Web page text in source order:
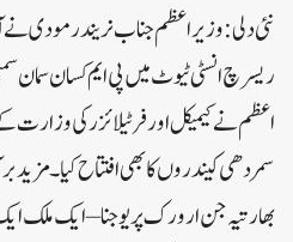
نئی دلی:وزیر اعظم جناب نریندر مودی نے
سمردھی کیندروں کا بھی افتتاح کیا۔
بھارتیہ جن ارورک پریوجنا – ایک ملک